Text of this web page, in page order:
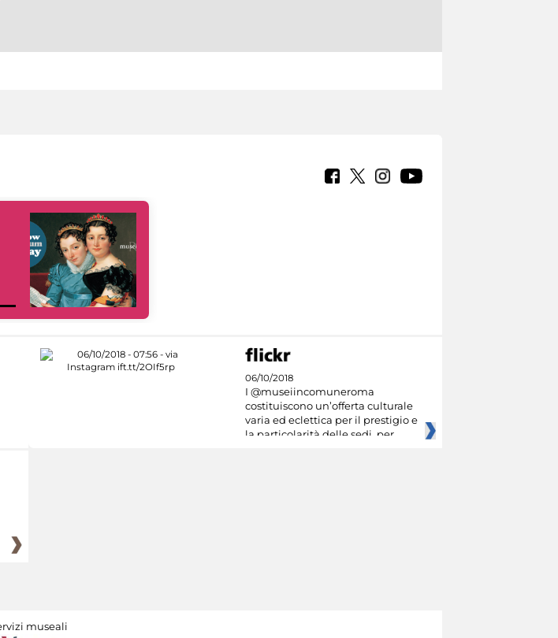
06/10/2018
I @museiincomuneroma
costituiscono un’offerta culturale
varia ed eclettica per il prestigio e
la particolarità delle sedi, per
museali